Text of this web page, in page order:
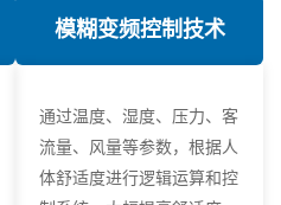
模糊变频控制技术
通过温度、湿度、压力、客
流量、风量等参数，根据人
体舒适度进行逻辑运算和控